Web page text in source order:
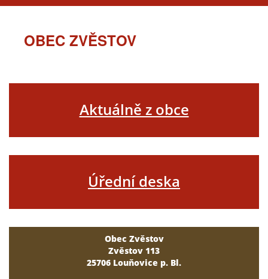
OBEC ZVĚSTOV
Aktuálně z obce
Úřední deska
Obec Zvěstov
Zvěstov 113
25706 Louňovice p. Bl.